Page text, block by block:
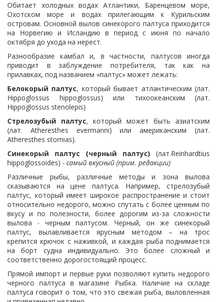
Обитает холодных водах Атлантики, Баренцевом море,
Охотском море и водах прилегающим к Курильским
островам. Основной вылов синекорого палтуса приходится
на Норвегию и Исландию в периодс июня по начало
октября до ухода на нерест.
Разнообразие камбал и, в частности, палтусов иногда
приводит в заблуждение потребителя, так как на
прилавках, под названием «палтус» может лежать:
Белокорый палтус, который бывает атлантическим (лат.
Hippoglossus hippoglossus) или тихоокеанским (лат.
Hippoglossus stenolepis)
Стрелозубый палтус, который может быть азиатским
(лат. Atheresthes evermanni) или американским (лат.
Atheresthes stomias).
Синекорый палтус (черный палтус) (лат.Reinhardtius
hippoglossoides) - самый вкусный (прим. редакции)
Различные рыбы, различные методы и зона вылова
сказываются на цене палтуса. Например, стрелозубый
палтус, который имеет широкое распространение и стоит
относительно недорого, можно спутать с более ценным по
вкусу и по полезности, более дорогим из-за сложности
вылова - черным палтусом. Черный, он же синекорый
палтус, вылавливается ярусным методом – на трос
крепится крючок с наживкой, и каждая рыба поднимается
на борт судна индивидуально. Это более сложный и
соответственно дорогостоящий процесс.
Прямой импорт и первые руки позволяют купить недорого
черного палтуса в магазине Рыбка. Наличие на складе
палтуса говорит о том, что это свежая рыба, выловленная